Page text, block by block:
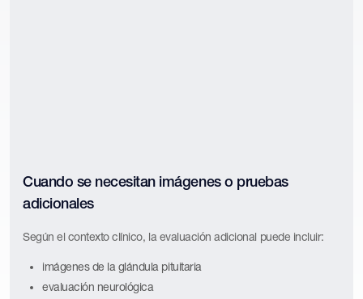
Cuando se necesitan imágenes o pruebas
adicionales
Según el contexto clínico, la evaluación adicional puede incluir:
imágenes de la glándula pituitaria
evaluación neurológica